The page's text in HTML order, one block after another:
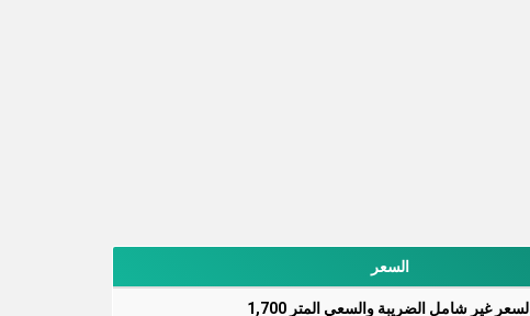
السعر
السعر غير شامل الضريبة والسعي المتر 1,700